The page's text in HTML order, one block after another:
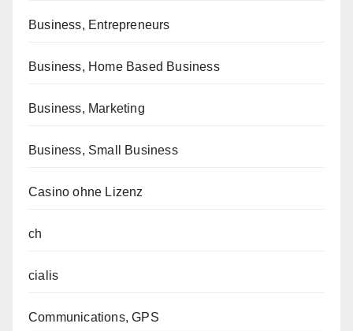
Business, Entrepreneurs
Business, Home Based Business
Business, Marketing
Business, Small Business
Casino ohne Lizenz
ch
cialis
Communications, GPS